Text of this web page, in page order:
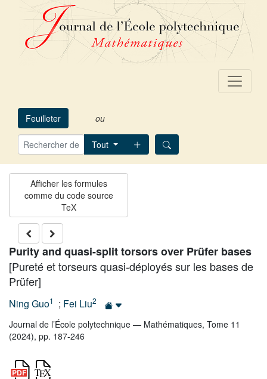
Feuilleter ou
Tout
Purity and quasi-split torsors over Prüfer bases
[Pureté et torseurs quasi-déployés sur les bases de
Prüfer]
Ning Guo1 ; Fei Liu2
Journal de l’École polytechnique — Mathématiques, Tome 11
(2024), pp. 187-246